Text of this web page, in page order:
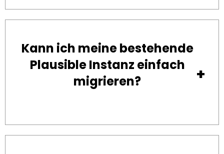
Kann ich meine bestehende
Plausible Instanz einfach
migrieren?